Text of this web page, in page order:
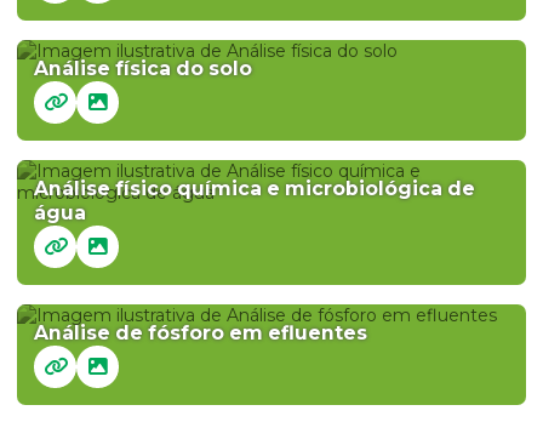
Análise física do solo
Análise físico química e microbiológica de
água
Análise de fósforo em efluentes